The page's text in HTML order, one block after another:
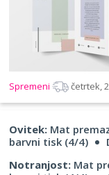
Spremeni četrtek,
Ovitek: Mat
barvni tisk (4/4)
Notranjost: Mat